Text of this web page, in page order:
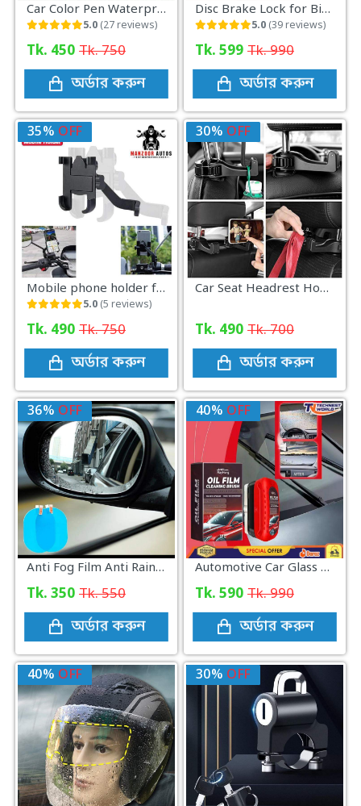
Car Color Pen Waterproof Color Repair Pen Best For Car Touch-Up Pen
5.0 (27 reviews)
Tk. 450 Tk. 750
অর্ডার করুন
Disc Brake Lock for Bike Motorcycle
5.0 (39 reviews)
Tk. 599 Tk. 990
অর্ডার করুন
35% OFF
Mobile phone holder for motorcycle C1
5.0 (5 reviews)
Tk. 490 Tk. 750
অর্ডার করুন
30% OFF
Car Seat Headrest Hook And Phone Holder Back Seat Hanger
Tk. 490 Tk. 700
অর্ডার করুন
36% OFF
Anti Fog Film Anti Rain Car Mirror Film Rearview Mirror Protective Film Nano Waterproof Anti Glare
Tk. 350 Tk. 550
অর্ডার করুন
40% OFF
Automotive Car Glass Oil Film Remover Powerful Windshield Cleaner
Tk. 590 Tk. 990
অর্ডার করুন
40% OFF 30% OFF